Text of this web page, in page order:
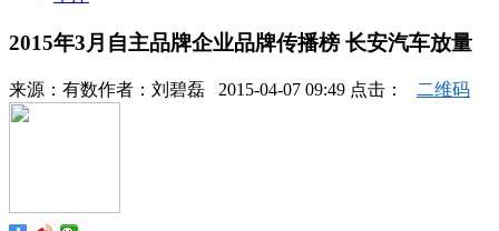
2015年3月自主品牌企业品牌传播榜 长安汽车放量
来源： 有数作者： 刘碧磊 2015-04-07 09:49 点击： 二维码